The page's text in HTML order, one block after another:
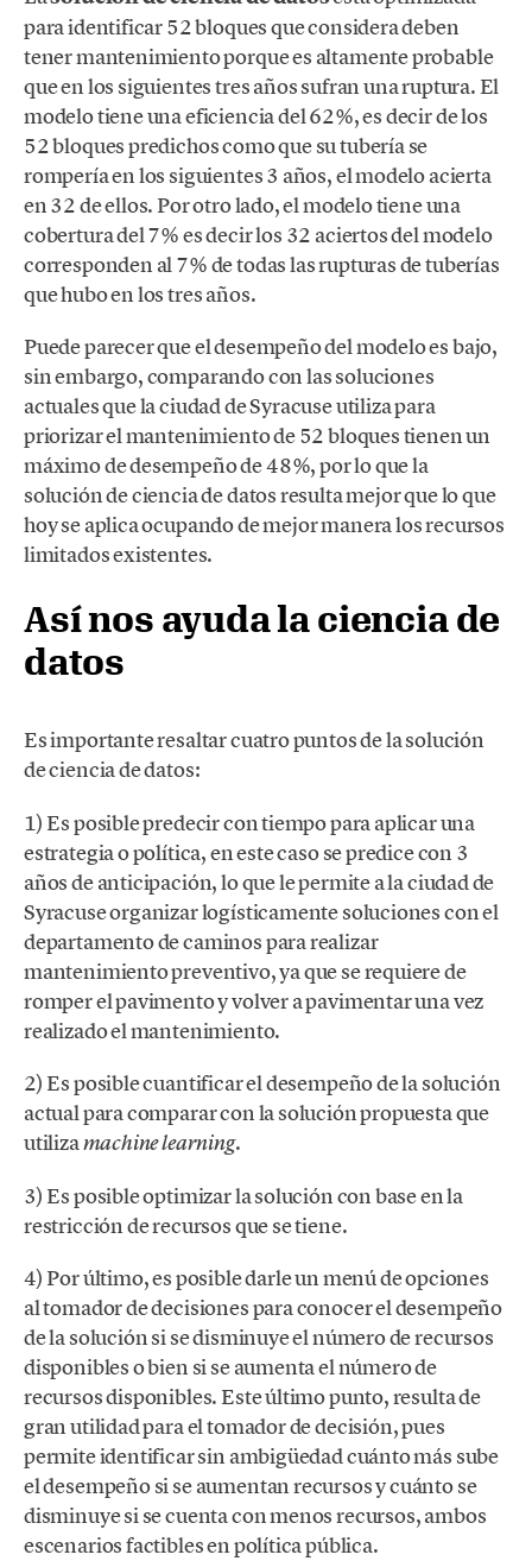
para identificar 52 bloques que considera deben
tener mantenimiento porque es altamente probable
que en los siguientes tres años sufran una ruptura. El
modelo tiene una eficiencia del 62%, es decir de los
52 bloques predichos como que su tubería se
rompería en los siguientes 3 años, el modelo acierta
en 32 de ellos. Por otro lado, el modelo tiene una
cobertura del 7% es decir los 32 aciertos del modelo
corresponden al 7% de todas las rupturas de tuberías
que hubo en los tres años.
Puede parecer que el desempeño del modelo es bajo,
sin embargo, comparando con las soluciones
actuales que la ciudad de Syracuse utiliza para
priorizar el mantenimiento de 52 bloques tienen un
máximo de desempeño de 48%, por lo que la
solución de ciencia de datos resulta mejor que lo que
hoy se aplica ocupando de mejor manera los recursos
limitados existentes.
Así nos ayuda la ciencia de
datos
Es importante resaltar cuatro puntos de la solución
de ciencia de datos:
1) Es posible predecir con tiempo para aplicar una
estrategia o política, en este caso se predice con 3
años de anticipación, lo que le permite a la ciudad de
Syracuse organizar logísticamente soluciones con el
departamento de caminos para realizar
mantenimiento preventivo, ya que se requiere de
romper el pavimento y volver a pavimentar una vez
realizado el mantenimiento.
2) Es posible cuantificar el desempeño de la solución
actual para comparar con la solución propuesta que
utilizamachine learning.
3) Es posible optimizar la solución con base en la
restricción de recursos que se tiene.
4) Por último, es posible darle un menú de opciones
al tomador de decisiones para conocer el desempeño
de la solución si se disminuye el número de recursos
disponibles o bien si se aumenta el número de
recursos disponibles. Este último punto, resulta de
gran utilidad para el tomador de decisión, pues
permite identificar sin ambigüedad cuánto más sube
el desempeño si se aumentan recursos y cuánto se
disminuye si se cuenta con menos recursos, ambos
escenarios factibles en política pública.